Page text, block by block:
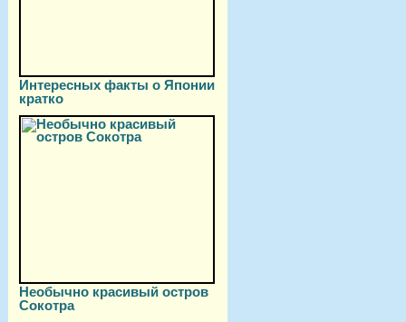
Интересных факты о Японии
кратко
Необычно красивый остров
Сокотра